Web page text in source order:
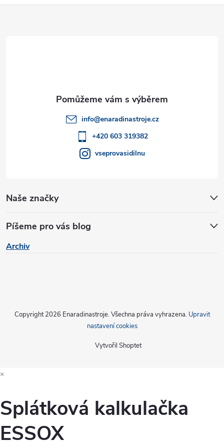
Naše značky
Píšeme pro vás blog
Archiv
info@enaradinastroje.cz
+420 603 319382
vseprovasidilnu
Vytvořil Shoptet
Copyright 2026 Enaradinastroje. Všechna práva vyhrazena. Upravit
nastavení cookies
×
Splátková kalkulačka
ESSOX